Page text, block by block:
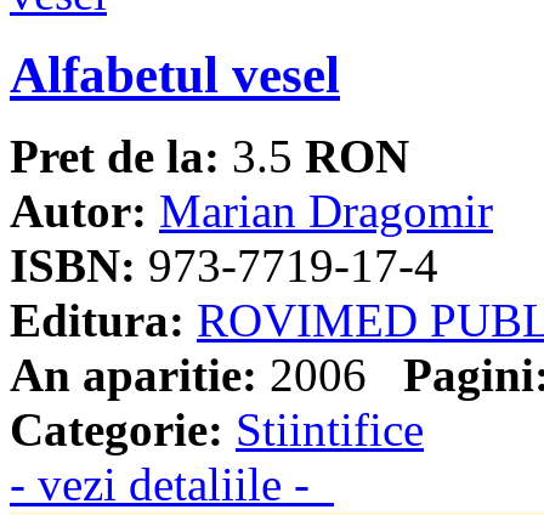
Alfabetul vesel
Pret de la: 3.5 RON
Autor: Marian Dragomir
ISBN: 973-7719-17-4
Editura: ROVIMED
An aparitie: 2006
Categorie: Stiintifice
- vezi detaliile -